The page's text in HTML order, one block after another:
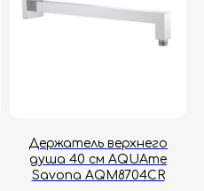
Держатель верхнего
душа 40 см AQUAme
Savona AQM8704CR